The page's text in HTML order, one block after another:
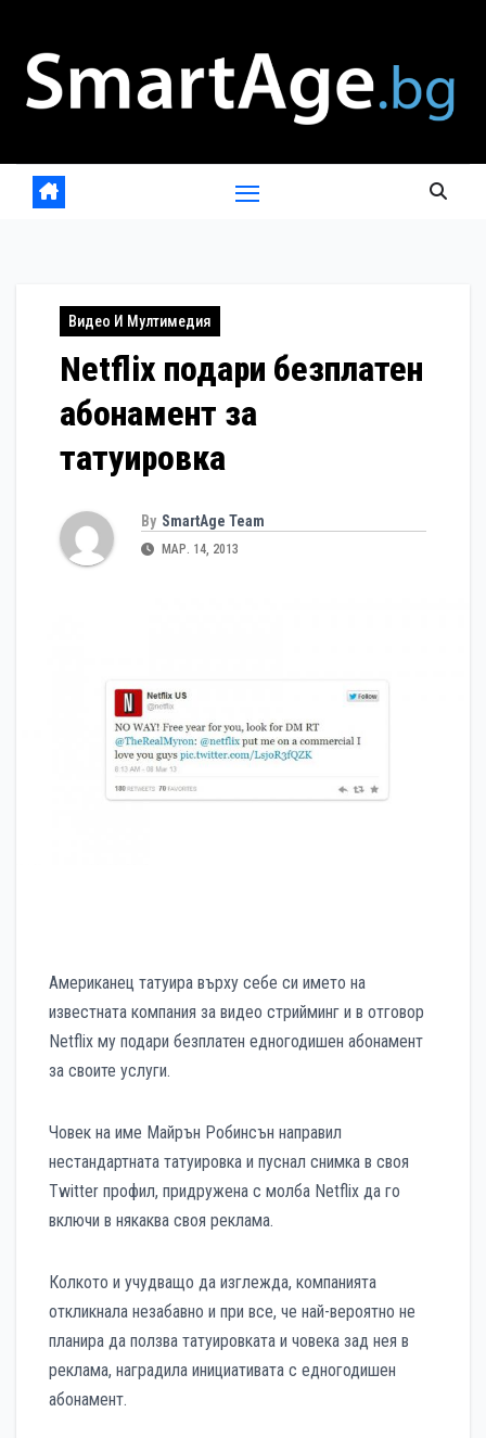
content
Видео И Мултимедия
Netflix подари безплатен
абонамент за
татуировка
By SmartAge Team
МАР. 14, 2013
Американец татуира върху себе си името на
известната компания за видео стрийминг и в отговор
Netflix му подари безплатен едногодишен абонамент
за своите услуги.
Човек на име Майрън Робинсън направил
нестандартната татуировка и пуснал снимка в своя
Twitter профил, придружена с молба Netflix да го
включи в някаква своя реклама.
Колкото и учудващо да изглежда, компанията
откликнала незабавно и при все, че най-вероятно не
планира да ползва татуировката и човека зад нея в
реклама, наградила инициативата с едногодишен
абонамент.